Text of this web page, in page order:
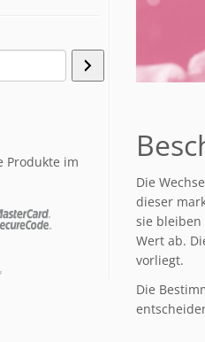
Produkte im
Die
dieser
sie bleiben
Wert ab.
vorliegt.
Die